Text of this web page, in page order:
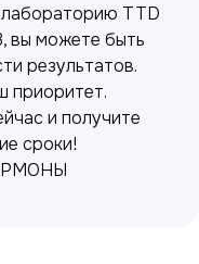
TTD
вы можете быть
результатов.
приоритет.
и получите
сроки!
и